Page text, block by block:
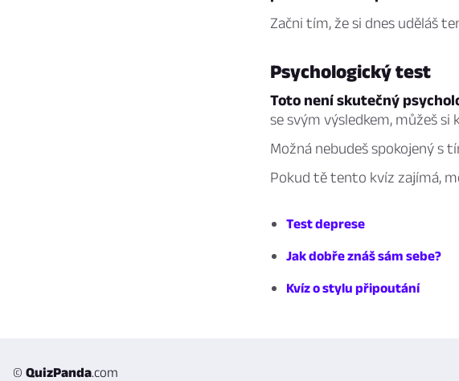
Začni tím, že si dnes uděláš
Psychologický test
Toto není skutečný
se svým výsledkem, můžeš si
Možná nebudeš spokojený s
Pokud tě tento kvíz zajímá,
Test deprese
Jak dobře znáš sám sebe?
Kvíz o stylu připoutání
© QuizPanda.com